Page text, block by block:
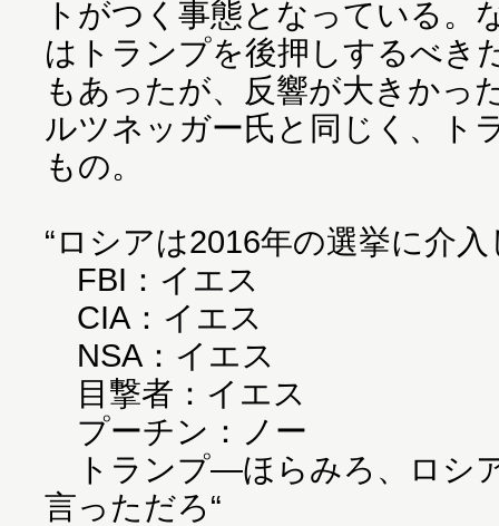
トがつく事態となっている。
はトランプを後押しするべき
もあったが、反響が大きかっ
ルツネッガー氏と同じく、ト
もの。
“ロシアは2016年の選挙に介
FBI：イエス
CIA：イエス
NSA：イエス
目撃者：イエス
プーチン：ノー
トランプ―ほらみろ、ロシ
言っただろ“